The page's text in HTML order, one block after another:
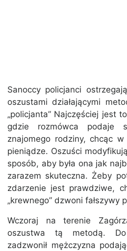
Sanoccy policjanci
oszustami działającymi
„policjanta” Najczęściej jest
gdzie rozmówca podaje
znajomego rodziny, chcąc
pieniądze. Oszuści
sposób, aby była ona jak
zarazem skuteczna. Żeby
zdarzenie jest prawdziwe,
„krewnego” dzwoni fałszywy
Wczoraj na terenie
oszustwa tą metodą.
zadzwonił mężczyzna